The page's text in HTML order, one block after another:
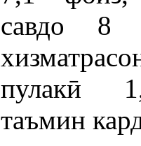
савдо 8
пулакӣ
таъмин